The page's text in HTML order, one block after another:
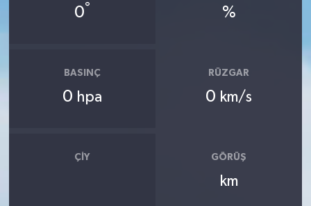
0° %
BASINÇ
0 hpa
RÜZGAR
0 km/s
ÇIY GÖRÜŞ
km